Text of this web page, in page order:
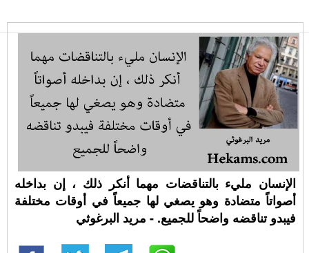
الإنسان مليء بالتناقضات مهما أنكر ذلك ، إن بداخله
أصواتاً متضادة وهو يصغي لها جميعاً في أوقات مختلفة
فيبدو تناقضه واضحاً للجميع. - مريد البرغوثي